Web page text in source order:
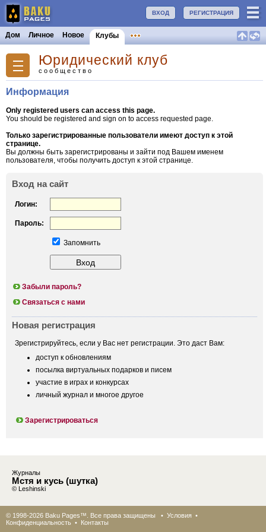
РЕГИСТРАЦИЯ
ВХОД
Дом Личное Новое Клубы
Юридический клуб
сообщество
Информация
Only registered users can access this page.
You should be registered and sign on to access requested page.
Только зарегистрированные пользователи имеют доступ к этой
странице.
Вы должны быть зарегистрированы и зайти под Вашем именем
пользователя, чтобы получить доступ к этой странице.
Вход на сайт
Логин:
Пароль:
Запомнить
Забыли пароль?
Связаться с нами
Новая регистрация
Зрегистрируйтесь, если у Вас нет регистрации. Это даст Вам:
доступ к обновлениям
посылка виртуальных подарков и писем
участие в играх и конкурсах
личный журнал и многое другое
Зарегистрироваться
Журналы
Мстя и кусь (шутка)
© Leshinski
© 1998-2026 Baku Pages™. Все права защищены • Условия •
Конфиденциальность • Контакты